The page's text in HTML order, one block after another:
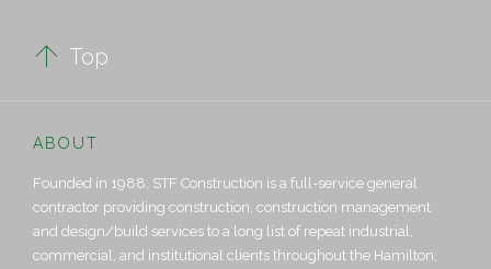
 Top
ABOUT
Founded in 1988, STF Construction is a full-service general
contractor providing construction, construction management
and design/build services to a long list of repeat industrial,
commercial, and institutional clients throughout the Hamilton,